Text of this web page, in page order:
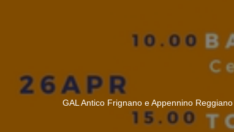
GAL Antico Frignano e Appennino Reggiano